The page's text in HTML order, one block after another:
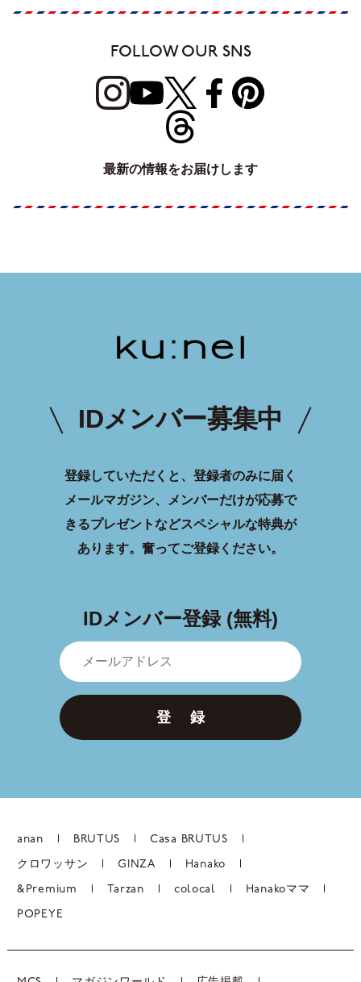
FOLLOW OUR SNS
最新の情報をお届けします
IDメンバー募集中
登録していただくと、登録者のみに届く
メールマガジン、メンバーだけが応募で
きるプレゼントなどスペシャルな特典が
あります。 奮ってご登録ください。
IDメンバー登録 (無料)
登 録
anan BRUTUS Casa BRUTUS
クロワッサン GINZA Hanako
&Premium Tarzan colocal Hanakoママ
POPEYE